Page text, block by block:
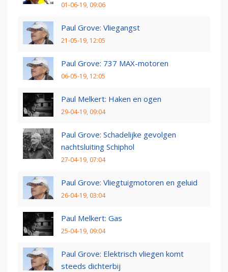
01-06-19, 09:06
Paul Grove: Vliegangst
21-05-19, 12:05
Paul Grove: 737 MAX-motoren
06-05-19, 12:05
Paul Melkert: Haken en ogen
29-04-19, 09:04
Paul Grove: Schadelijke gevolgen
nachtsluiting Schiphol
27-04-19, 07:04
Paul Grove: Vliegtuigmotoren en geluid
26-04-19, 03:04
Paul Melkert: Gas
25-04-19, 09:04
Paul Grove: Elektrisch vliegen komt
steeds dichterbij